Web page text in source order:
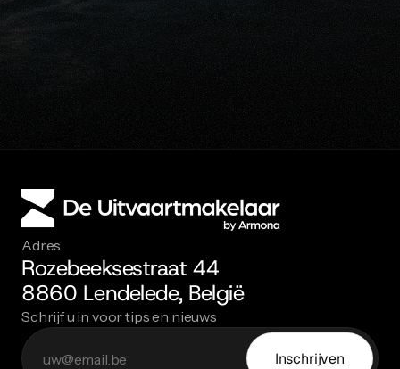
Gratis vergelijking aanvragen
Praat met een expert
Adres
Rozebeeksestraat 44
8860 Lendelede, België
Schrijf u in voor tips en nieuws
Inschrijven